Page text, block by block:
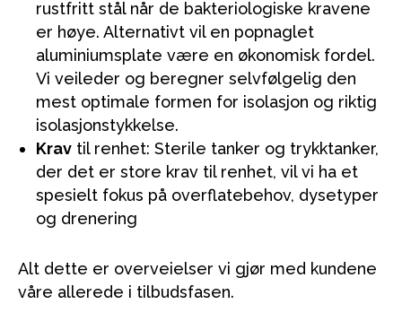
rustfritt stål når de bakteriologiske kravene
er høye. Alternativt vil en popnaglet
aluminiumsplate være en økonomisk fordel.
Vi veileder og beregner selvfølgelig den
mest optimale formen for isolasjon og riktig
isolasjonstykkelse.
Krav til renhet: Sterile tanker og trykktanker,
der det er store krav til renhet, vil vi ha et
spesielt fokus på overflatebehov, dysetyper
og drenering
Alt dette er overveielser vi gjør med kundene
våre allerede i tilbudsfasen.